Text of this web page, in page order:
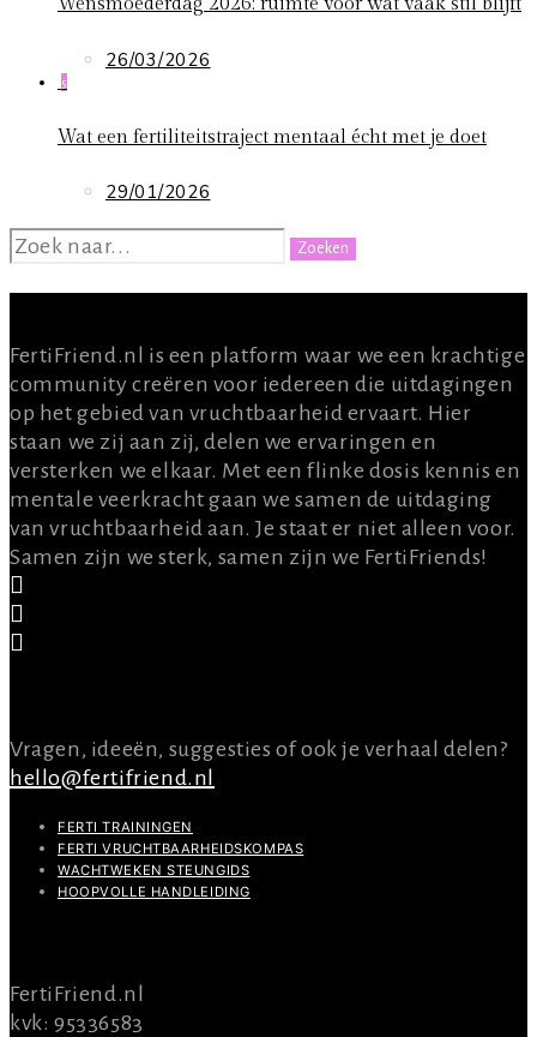
26/03/2026
5
Wat een fertiliteitstraject mentaal écht met je doet
29/01/2026
ZOEKEN
NAAR:
FertiFriend.nl is een platform waar we een krachtige
community creëren voor iedereen die uitdagingen
op het gebied van vruchtbaarheid ervaart. Hier
staan we zij aan zij, delen we ervaringen en
versterken we elkaar. Met een flinke dosis kennis en
mentale veerkracht gaan we samen de uitdaging
van vruchtbaarheid aan. Je staat er niet alleen voor.
Samen zijn we sterk, samen zijn we FertiFriends!
Vragen, ideeën, suggesties of ook je verhaal delen?
hello@fertifriend.nl
FERTI TRAININGEN
FERTI VRUCHTBAARHEIDSKOMPAS
WACHTWEKEN STEUNGIDS
HOOPVOLLE HANDLEIDING
FertiFriend.nl
kvk: 95336583